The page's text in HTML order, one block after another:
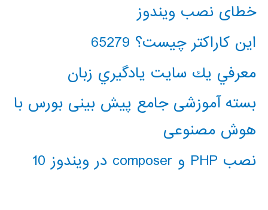
خطای نصب ویندوز
این کاراکتر چیست؟ 65279
معرفي يك سايت يادگيري زبان
بسته آموزشی جامع پیش بینی بورس با
هوش مصنوعی
نصب PHP و composer در ویندوز 10